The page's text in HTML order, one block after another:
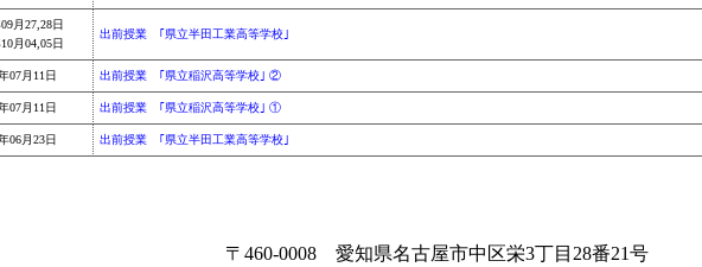
月27,28日
月04,05日
出前授業 ｢県立半田工業高等学校｣
07月11日 出前授業 ｢県立稲沢高等学校｣ ②
07月11日 出前授業 ｢県立稲沢高等学校｣ ①
06月23日 出前授業 ｢県立半田工業高等学校｣
〒460-0008 愛知県名古屋市中区栄3丁目28番21号